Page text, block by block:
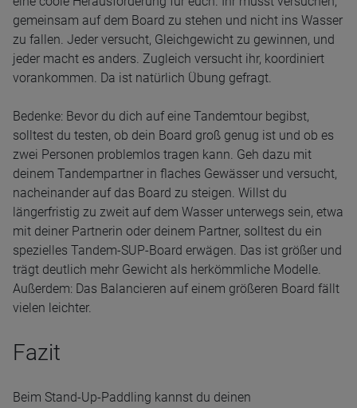
gemeinsam auf dem Board zu stehen und nicht ins Wasser
zu fallen. Jeder versucht, Gleichgewicht zu gewinnen, und
jeder macht es anders. Zugleich versucht ihr, koordiniert
vorankommen. Da ist natürlich Übung gefragt.
Bedenke: Bevor du dich auf eine Tandemtour begibst,
solltest du testen, ob dein Board groß genug ist und ob es
zwei Personen problemlos tragen kann. Geh dazu mit
deinem Tandempartner in flaches Gewässer und versucht,
nacheinander auf das Board zu steigen. Willst du
längerfristig zu zweit auf dem Wasser unterwegs sein, etwa
mit deiner Partnerin oder deinem Partner, solltest du ein
spezielles Tandem-SUP-Board erwägen. Das ist größer und
trägt deutlich mehr Gewicht als herkömmliche Modelle.
Außerdem: Das Balancieren auf einem größeren Board fällt
vielen leichter.
Fazit
Beim Stand-Up-Paddling kannst du deinen